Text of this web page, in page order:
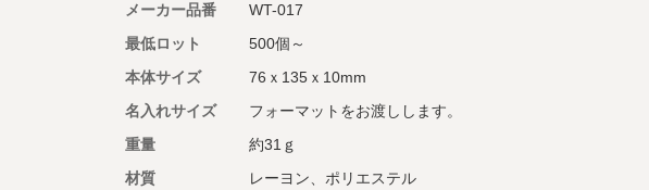
メーカー品番
WT-017
最低ロット
500個～
本体サイズ
76ｘ135ｘ10mm
名入れサイズ
フォーマットをお渡しします。
重量
約31ｇ
材質
レーヨン、ポリエステル